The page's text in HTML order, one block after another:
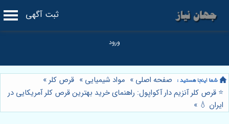
ثبت آگهی
صفحه اصلی » مواد شیمیایی » قرص کلر»
⭐️ قرص کلر آنزیم دار آکواپول: راهنمای خرید بهترین قرص کلر آمریکایی در
ایران 💧 »